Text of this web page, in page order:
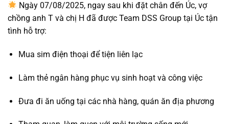
Ngày 07/08/2025, ngay sau khi đặt chân đến Úc, vợ
chồng anh T và chị H đã được Team DSS Group tại Úc tận
tình hỗ trợ:
Mua sim điện thoại để tiện liên lạc
Làm thẻ ngân hàng phục vụ sinh hoạt và công việc
Đưa đi ăn uống tại các nhà hàng, quán ăn địa phương